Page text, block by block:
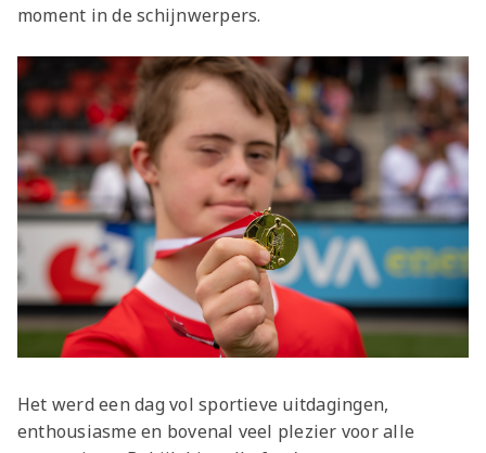
moment in de schijnwerpers.
Het werd een dag vol sportieve uitdagingen,
enthousiasme en bovenal veel plezier voor alle